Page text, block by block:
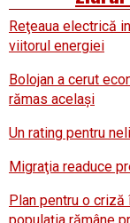
Reţeaua electrică
viitorul energiei
Bolojan a cerut
rămas acelaşi
Un rating pentru
Migraţia readuce
Plan pentru o